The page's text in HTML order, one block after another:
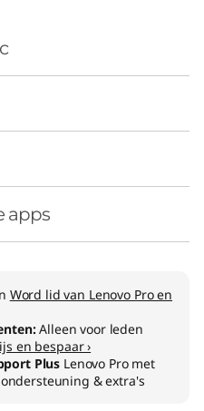
apps
Word lid van Lenovo Pro en
Alleen voor leden
en bespaar ›
Plus Lenovo Pro met
& extra's